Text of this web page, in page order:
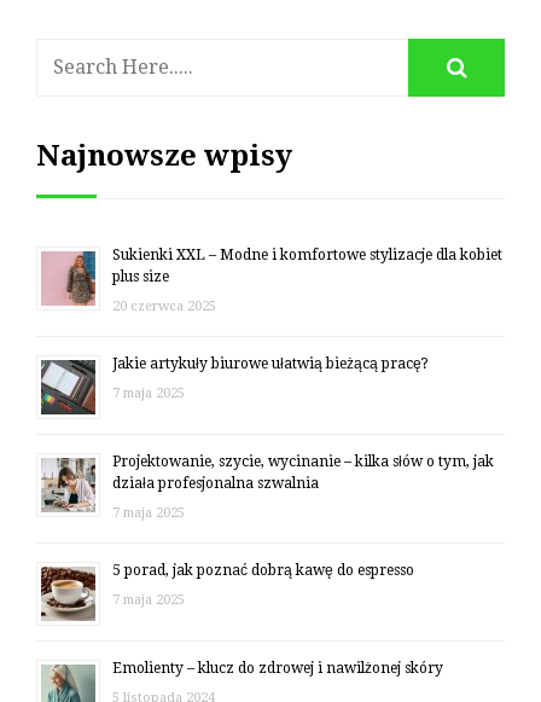
Najnowsze wpisy
Sukienki XXL – Modne i komfortowe stylizacje dla kobiet
plus size
20 czerwca 2025
Jakie artykuły biurowe ułatwią bieżącą pracę?
7 maja 2025
Projektowanie, szycie, wycinanie – kilka słów o tym, jak
działa profesjonalna szwalnia
7 maja 2025
5 porad, jak poznać dobrą kawę do espresso
7 maja 2025
Emolienty – klucz do zdrowej i nawilżonej skóry
5 listopada 2024